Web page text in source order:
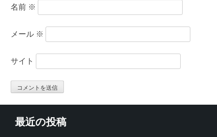
名前 ※
メール ※
サイト
最近の投稿